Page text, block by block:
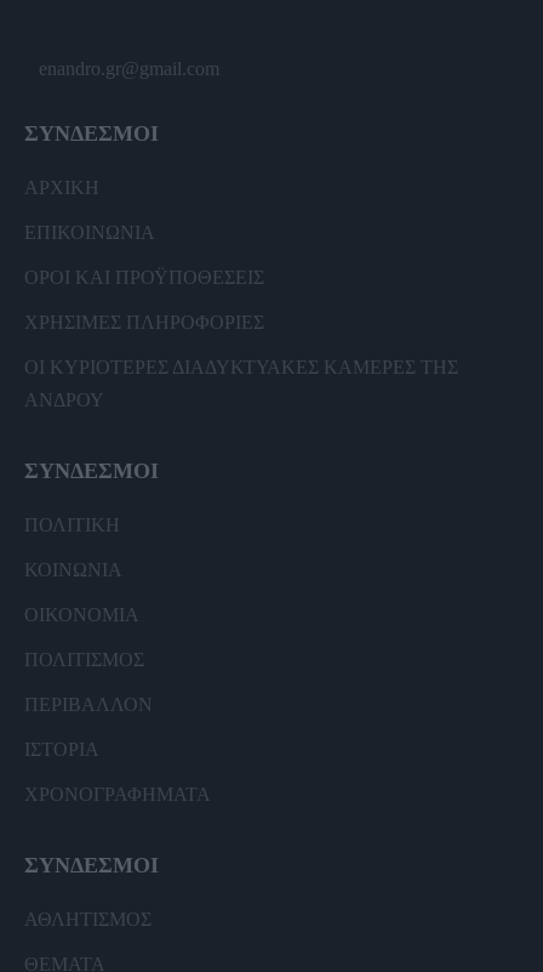
enandro.gr@gmail.com
ΣΥΝΔΕΣΜΟΙ
ΑΡΧΙΚΗ
ΕΠΙΚΟΙΝΩΝΙΑ
ΟΡΟΙ ΚΑΙ ΠΡΟΫΠΟΘΕΣΕΙΣ
ΧΡΗΣΙΜΕΣ ΠΛΗΡΟΦΟΡΙΕΣ
ΟΙ ΚΥΡΙΟΤΕΡΕΣ ΔΙΑΔΥΚΤΥΑΚΕΣ ΚΑΜΕΡΕΣ ΤΗΣ
ΑΝΔΡΟΥ
ΣΥΝΔΕΣΜΟΙ
ΠΟΛΙΤΙΚΗ
ΚΟΙΝΩΝΙΑ
ΟΙΚΟΝΟΜΙΑ
ΠΟΛΙΤΙΣΜΟΣ
ΠΕΡΙΒΑΛΛΟΝ
ΙΣΤΟΡΙΑ
ΧΡΟΝΟΓΡΑΦΗΜΑΤΑ
ΣΥΝΔΕΣΜΟΙ
ΑΘΛΗΤΙΣΜΟΣ
ΘΕΜΑΤΑ